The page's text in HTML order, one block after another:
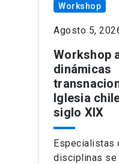
Workshop
Agosto 5,
Workshop
dinámicas
Iglesia
siglo XIX
Especialistas
disciplinas se